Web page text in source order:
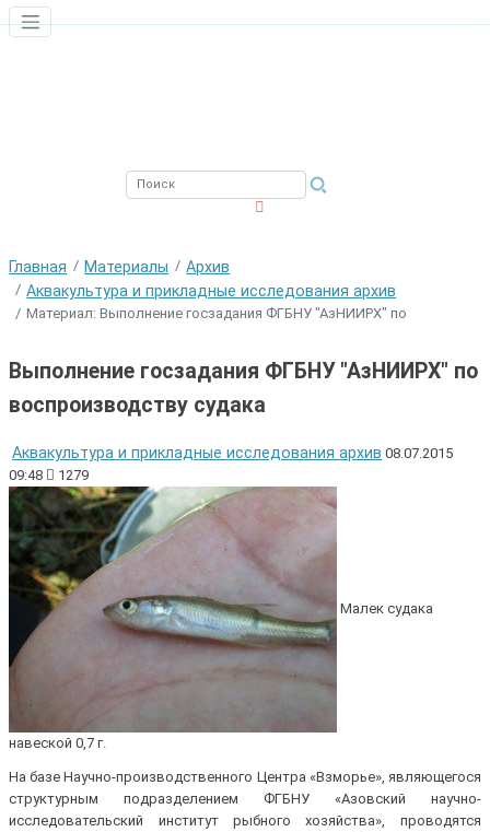
Главная Материалы
Архив
Аквакультура и прикладные исследования архив
Материал: Выполнение госзадания ФГБНУ "АзНИИРХ" по
Выполнение госзадания ФГБНУ "АзНИИРХ" по
воспроизводству судака
Аквакультура и прикладные исследования архив 08.07.2015
09:48
1279
Малек судака
навеской 0,7 г.
На базе Научно-производственного Центра «Взморье», являющегося
структурным подразделением ФГБНУ «Азовский научно-
исследовательский институт рыбного хозяйства», проводятся